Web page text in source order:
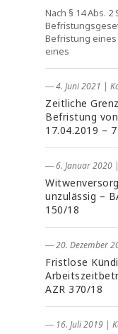
Nach § 14 Abs.
Befristung
eines
― 4. Juni 2021 |
Zeitliche
Befristung
17.04.2019 –
― 6. Januar 2020 |
unzulässig –
150/18
― 20. Dezember
Fristlose
AZR 370/18
― 16. Juli 2019 |